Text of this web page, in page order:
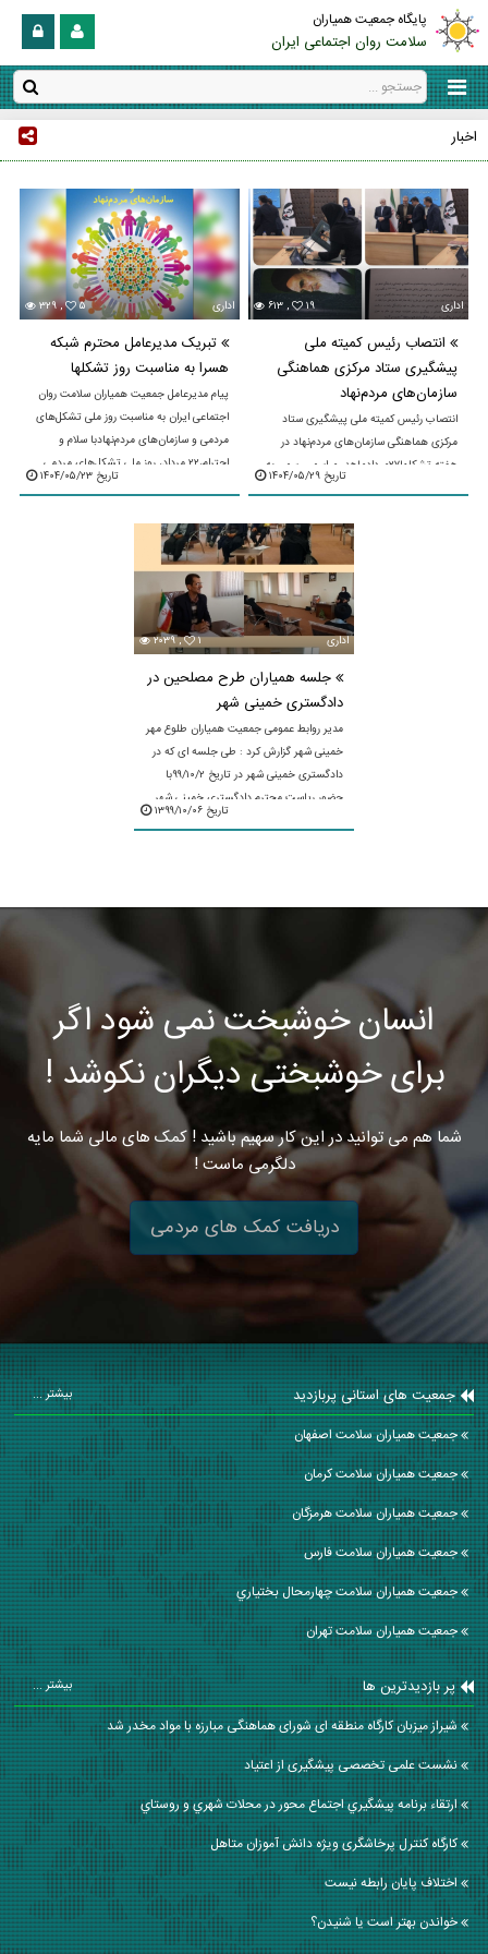
پایگاه جمعیت همیاران
سلامت روان اجتماعی ایران
اخبار
۶۱۳ , ۱۹ اداری
انتصاب رئیس کمیته ملی
پیشگیری ستاد مرکزی هماهنگی
سازمان‌های مردم‌نهاد
انتصاب رئیس کمیته ملی پیشگیری ستاد
مرکزی هماهنگی سازمان‌های مردم‌نهاد در
هفته تشکلها۲۷مردادماهدر مراسمی رسمی به
مناسبت روز تشکل‌ها که با حضور دبیرکل
تاریخ ۱۴۰۴/۰۵/۲۹
۳۲۹ , ۵ اداری
تبریک مدیرعامل محترم شبکه
هسرا به مناسبت روز تشکلها
پیام مدیرعامل جمعیت همیاران سلامت روان
اجتماعی ایران به مناسبت روز ملی تشکل‌های
مردمی و سازمان‌های مردم‌نهادبا سلام و
احترام،۲۲ مرداد، روز ملی تشکل‌های مردمی
تاریخ ۱۴۰۴/۰۵/۲۳
۲۰۳۹ , ۱ اداری
جلسه همیاران طرح مصلحین در
دادگستری خمینی شهر
مدیر روابط عمومی جمعیت همیاران طلوع مهر
خمینی شهر گزارش کرد : طی جلسه ای که در
دادگستری خمینی شهر در تاریخ ۹۹/۱۰/۲با
حضور ریاست محترم دادگستری خمینی شهر
تاریخ ۱۳۹۹/۱۰/۰۶
انسان خوشبخت نمی شود اگر
برای خوشبختی دیگران نکوشد !
شما هم می توانید در این کار سهیم باشید ! کمک های مالی شما مایه
دلگرمی ماست !
دریافت کمک های مردمی
جمعیت های استانی پربازدید بیشتر ...
جمعیت همیاران سلامت اصفهان
جمعیت همیاران سلامت كرمان
جمعیت همیاران سلامت هرمزگان
جمعیت همیاران سلامت فارس
جمعیت همیاران سلامت چهارمحال بختياري
جمعیت همیاران سلامت تهران
پر بازدیدترین ها بیشتر ...
شیراز میزبان کارگاه منطقه ای شورای هماهنگی مبارزه با مواد مخدر شد
نشست علمی تخصصی پیشگیری از اعتیاد
ارتقاء برنامه پيشگيري اجتماع محور در محلات شهري و روستاي
کارگاه کنترل پرخاشگری ویژه دانش آموزان متاهل
اختلاف پایان رابطه نیست
خواندن بهتر است یا شنیدن؟